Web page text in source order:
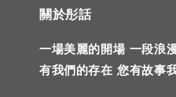
關於彤話
一場美麗的開場 一段浪
有我們的存在 您有故事